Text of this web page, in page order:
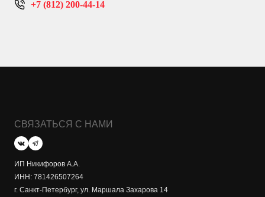
+7 (812) 200-44-14
СВЯЗАТЬСЯ С НАМИ
ИП Никифоров А.А.
ИНН: 781426507264
г. Санкт-Петербург, ул. Маршала Захарова 14